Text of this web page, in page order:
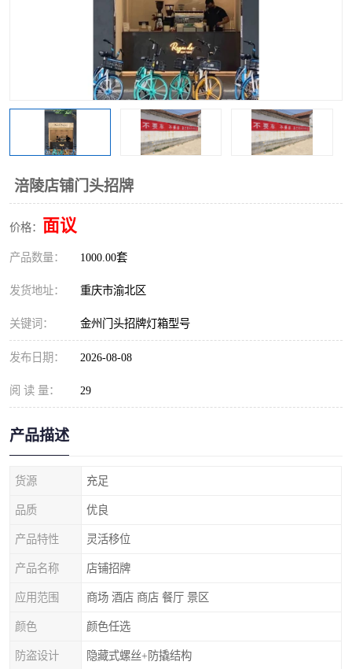
涪陵店铺门头招牌
价格： 面议
产品数量： 1000.00套
发货地址： 重庆市渝北区
关键词： 金州门头招牌灯箱型号
发布日期： 2026-08-08
阅 读 量： 29
产品描述
货源 充足
品质 优良
产品特性 灵活移位
产品名称 店铺招牌
应用范围 商场 酒店 商店 餐厅 景区
颜色 颜色任选
防盗设计 隐藏式螺丝+防撬结构